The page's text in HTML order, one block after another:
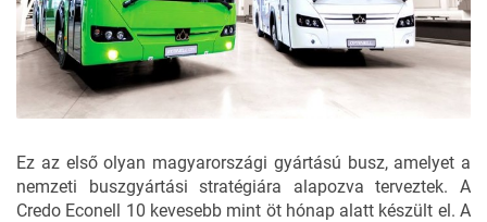
Ez az első olyan magyarországi gyártású busz, amelyet a
nemzeti buszgyártási stratégiára alapozva terveztek. A
Credo Econell 10 kevesebb mint öt hónap alatt készült el. A